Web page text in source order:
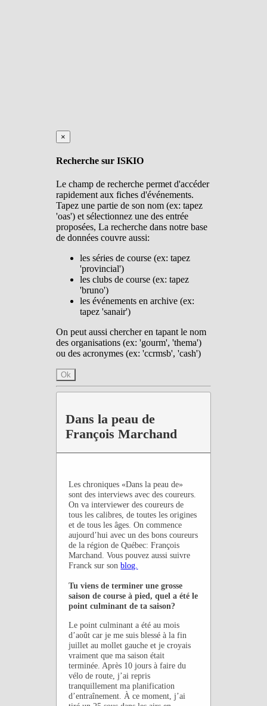
×
Recherche sur ISKIO
Le champ de recherche permet d'accéder
rapidement aux fiches d'événements.
Tapez une partie de son nom (ex: tapez
'oas') et sélectionnez une des entrée
proposées, La recherche dans notre base
de données couvre aussi:
les séries de course (ex: tapez
'provincial')
les clubs de course (ex: tapez
'bruno')
les événements en archive (ex:
tapez 'sanair')
On peut aussi chercher en tapant le nom
des organisations (ex: 'gourm', 'thema')
ou des acronymes (ex: 'ccrmsb', 'cash')
Ok
Dans la peau de
François Marchand
Les chroniques «Dans la peau de»
sont des interviews avec des coureurs.
On va interviewer des coureurs de
tous les calibres, de toutes les origines
et de tous les âges. On commence
aujourd’hui avec un des bons coureurs
de la région de Québec: François
Marchand. Vous pouvez aussi suivre
Franck sur sonblog.
Tu viens de terminer une grosse
saison de course à pied, quel a été le
point culminant de ta saison?
Le point culminant a été au mois
d’août car je me suis blessé à la fin
juillet au mollet gauche et je croyais
vraiment que ma saison était
terminée. Après 10 jours à faire du
vélo de route, j’ai repris
tranquillement ma planification
d’entraînement. À ce moment, j’ai